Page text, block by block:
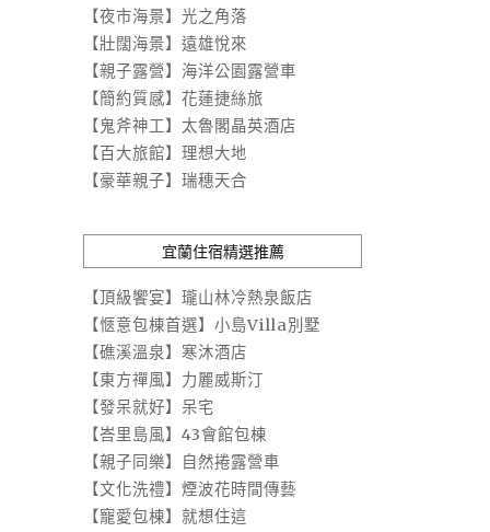
【夜市海景】光之角落
【壯闊海景】遠雄悅來
【親子露營】海洋公園露營車
【簡約質感】花蓮捷絲旅
【鬼斧神工】太魯閣晶英酒店
【百大旅館】理想大地
【豪華親子】瑞穗天合
宜蘭住宿精選推薦
【頂級饗宴】瓏山林冷熱泉飯店
【愜意包棟首選】小島Villa別墅
【礁溪溫泉】寒沐酒店
【東方禪風】力麗威斯汀
【發呆就好】呆宅
【峇里島風】43會館包棟
【親子同樂】自然捲露營車
【文化洗禮】煙波花時間傳藝
【寵愛包棟】就想住這